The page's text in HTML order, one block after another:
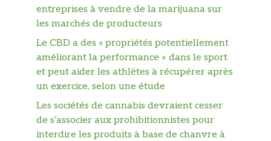
entreprises à vendre de la marijuana sur
les marchés de producteurs
Le CBD a des « propriétés potentiellement
améliorant la performance » dans le sport
et peut aider les athlètes à récupérer après
un exercice, selon une étude
Les sociétés de cannabis devraient cesser
de s’associer aux prohibitionnistes pour
interdire les produits à base de chanvre à